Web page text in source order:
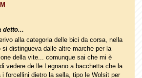
detto...
alla categoria delle bici da corsa, nella
si distingueva dalle altre marche per la
della vite... comunque sai che mi è
vedere de lle Legnano a bacchetta che la
i forcellini dietro la sella, tipo le Wolsit per